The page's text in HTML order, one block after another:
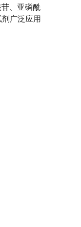
苷、亚磷酰
广泛应用